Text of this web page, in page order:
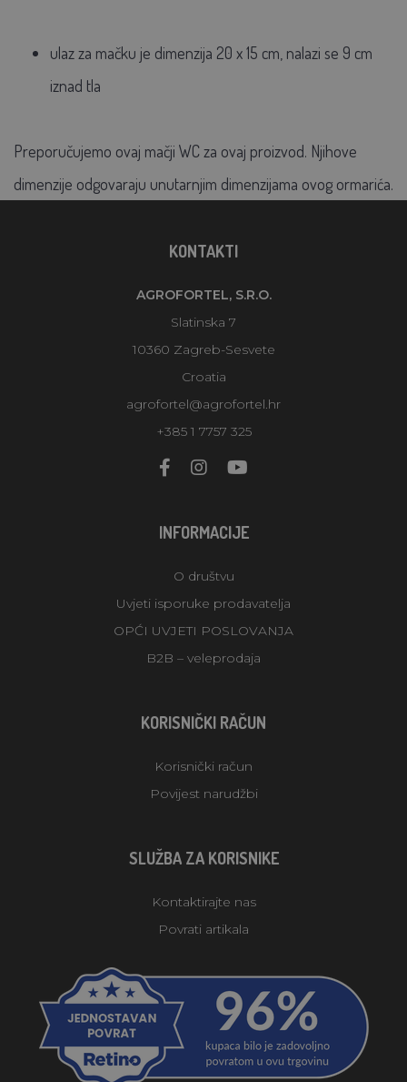
ulaz za mačku je dimenzija 20 x 15 cm, nalazi se 9 cm
iznad tla
Preporučujemo ovaj mačji WC za ovaj proizvod. Njihove
dimenzije odgovaraju unutarnjim dimenzijama ovog ormarića.
KONTAKTI
AGROFORTEL, S.R.O.
Slatinska 7
10360 Zagreb-Sesvete
Croatia
agrofortel@agrofortel.hr
+385 1 7757 325
INFORMACIJE
O društvu
Uvjeti isporuke prodavatelja
OPĆI UVJETI POSLOVANJA
B2B – veleprodaja
KORISNIČKI RAČUN
Korisnički račun
Povijest narudžbi
SLUŽBA ZA KORISNIKE
Kontaktirajte nas
Povrati artikala